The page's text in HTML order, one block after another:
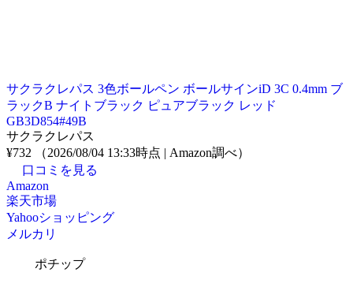
サクラクレパス 3色ボールペン ボールサインiD 3C 0.4mm ブ
ラックB ナイトブラック ピュアブラック レッド
GB3D854#49B
サクラクレパス
¥732
（2026/08/04 13:33時点 | Amazon調べ）
口コミを見る
Amazon
楽天市場
Yahooショッピング
メルカリ
ポチップ